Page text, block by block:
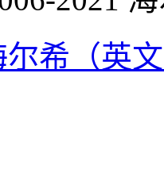
尔希（英